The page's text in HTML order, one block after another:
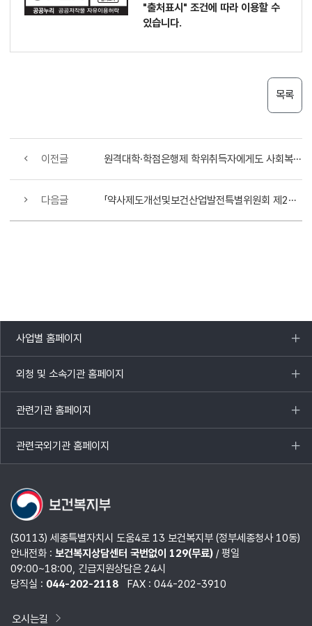
"출처표시" 조건에 따라 이용할 수
있습니다.
목록
이전글 원격대학·학점은행제 학위취득자에게도 사회복지사 자격부여
다음글 「약사제도개선및보건산업발전특별위원회 제2차 회의」 개최결과
사업별 홈페이지
목록
열기
외청 및 소속기관 홈페이지
목록
열기
관련기관 홈페이지
목록
열기
관련국외기관 홈페이지
목록
열기
(30113) 세종특별자치시 도움4로 13 보건복지부 (정부세종청사 10동)
안내전화 : 보건복지상담센터 국번없이 129(무료)/ 평일
09:00~18:00, 긴급지원상담은 24시
당직실 : 044-202-2118 FAX : 044-202-3910
오시는길